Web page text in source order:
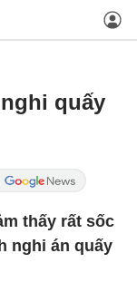
quấy
thấy rất sốc
nghi án quấy